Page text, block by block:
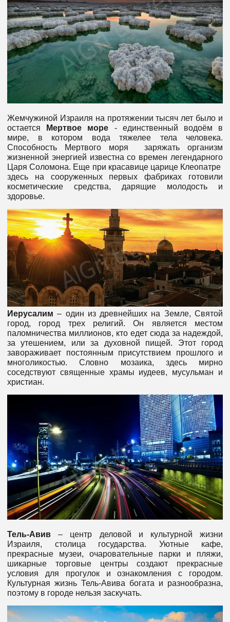
Жемчужиной Израиля на протяжении тысяч лет было и
остается
Мертвое море - единственный водоём в
мире, в котором вода тяжелее тела человека.
Способность Мертвого моря заряжать организм
жизненной энергией известна со времен легендарного
Царя Соломона. Еще при красавице царице Клеопатре
здесь на сооруженных первых фабриках готовили
косметические средства, дарящие молодость и
здоровье.
Иерусалим– один из древнейших на Земле, Святой
город, город трех религий. Он является местом
паломничества миллионов, кто едет сюда за надеждой,
за утешением, или за духовной пищей. Этот город
завораживает постоянным присутствием прошлого и
многоликостью. Словно мозаика, здесь мирно
соседствуют священные храмы иудеев, мусульман и
христиан.
Тель-Авив – центр деловой и культурной жизни
Израиля, столица государства. Уютные кафе,
прекрасные музеи, очаровательные парки и пляжи,
шикарные торговые центры создают прекрасные
условия для прогулок и ознакомления с городом.
Культурная жизнь Тель-Авива богата и разнообразна,
поэтому в городе нельзя заскучать.